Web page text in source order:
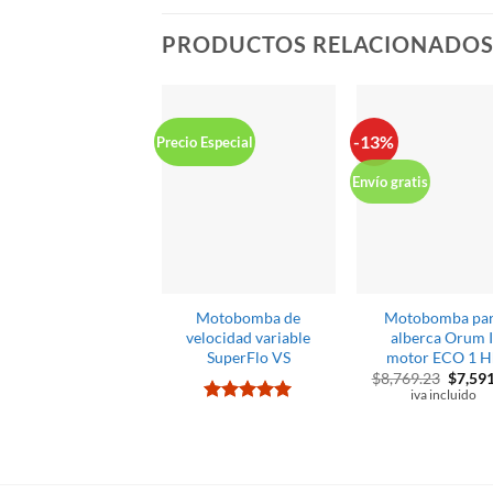
PRODUCTOS RELACIONADOS
Precio Especial
Motobomba de
velocidad variable
SuperFlo VS
-13%
Envío gratis
Motobomba
alberca Orum
motor ECO 1
$8,769.23 El
precio
$
iva incluido